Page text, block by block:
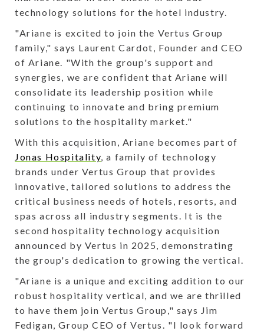
technology solutions for the hotel industry.
"Ariane is excited to join the Vertus Group
family," says Laurent Cardot, Founder and CEO
of Ariane. "With the group's support and
synergies, we are confident that Ariane will
consolidate its leadership position while
continuing to innovate and bring premium
solutions to the hospitality market."
With this acquisition, Ariane becomes part of
Jonas Hospitality , a family of technology
brands under Vertus Group that provides
innovative, tailored solutions to address the
critical business needs of hotels, resorts, and
spas across all industry segments. It is the
second hospitality technology acquisition
announced by Vertus in 2025, demonstrating
the group's dedication to growing the vertical.
"Ariane is a unique and exciting addition to our
robust hospitality vertical, and we are thrilled
to have them join Vertus Group," says Jim
Fedigan, Group CEO of Vertus. "I look forward